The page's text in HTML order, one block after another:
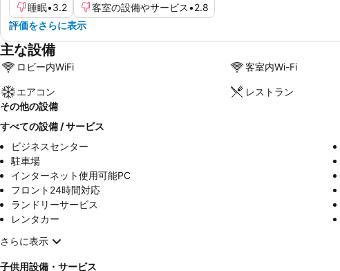
睡眠•3.2 客室の設備やサービス•2.8
評価をさらに表示
主な設備
ロビー内WiFi 客室内Wi-Fi
エアコン
レストラン
その他の設備
すべての設備 / サービス
ビジネスセンター
駐車場
インターネット使用可能PC
フロント24時間対応
ランドリーサービス
レンタカー
さらに表示
子供用設備・サービス